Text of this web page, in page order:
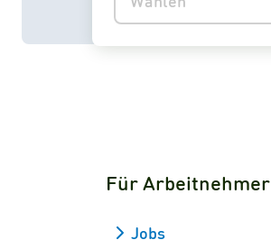
Für Arbeitnehmer
Jobs